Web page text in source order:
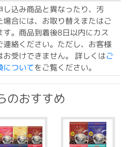
込み商品と異なったり、汚
合には、お取り替えまたはご
。商品到着後8日以内にカス
連絡ください。ただし、お客様
受けできません。 詳しくはご
についてをご覧ください。
のおすすめ